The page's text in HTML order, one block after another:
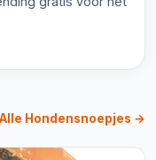
Alle Hondensnoepjes →